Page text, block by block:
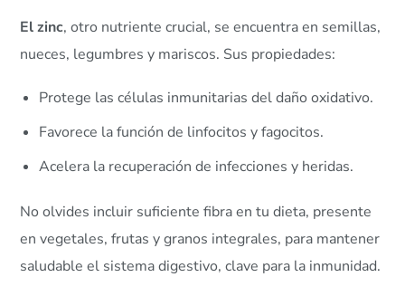
El zinc, otro nutriente crucial, se encuentra en semillas,
nueces, legumbres y mariscos. Sus propiedades:
Protege las células inmunitarias del daño oxidativo.
Favorece la función de linfocitos y fagocitos.
Acelera la recuperación de infecciones y heridas.
No olvides incluir suficiente fibra en tu dieta, presente
en vegetales, frutas y granos integrales, para mantener
saludable el sistema digestivo, clave para la inmunidad.